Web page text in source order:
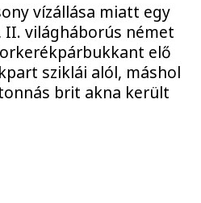
vízállása miatt egy
világháborús német
elő
sziklái alól, máshol
brit akna került